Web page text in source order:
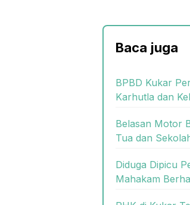
Baca juga
BPBD Kukar
Karhutla dan
Belasan Motor
Tua dan
Diduga Dipicu
Mahakam